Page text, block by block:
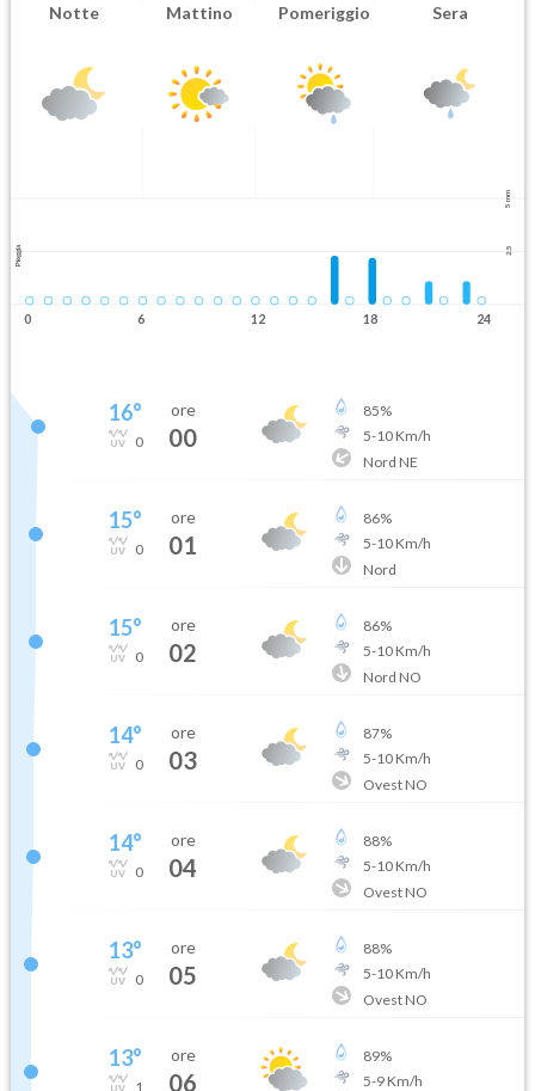
Notte Mattino Pomeriggio Sera
5 mm
2.5
Pioggia
0 6 12 18 24
16°
0
ore
00
85%
5-10Km/h
Nord NE
15°
0
ore
01
86%
5-10Km/h
Nord
15°
0
ore
02
86%
5-10Km/h
Nord NO
14°
0
ore
03
87%
5-10Km/h
Ovest NO
14°
0
ore
04
88%
5-10Km/h
Ovest NO
13°
0
ore
05
88%
5-10Km/h
Ovest NO
13°
1
ore
06
89%
5-9Km/h